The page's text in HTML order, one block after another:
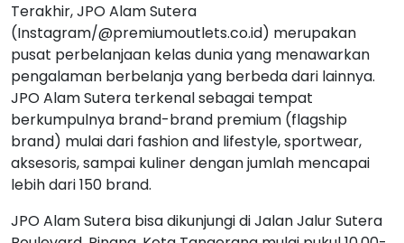
Terakhir, JPO Alam Sutera
(Instagram/@premiumoutlets.co.id) merupakan
pusat perbelanjaan kelas dunia yang menawarkan
pengalaman berbelanja yang berbeda dari lainnya.
JPO Alam Sutera terkenal sebagai tempat
berkumpulnya brand-brand premium (flagship
brand) mulai dari fashion and lifestyle, sportwear,
aksesoris, sampai kuliner dengan jumlah mencapai
lebih dari 150 brand.
JPO Alam Sutera bisa dikunjungi di Jalan Jalur Sutera